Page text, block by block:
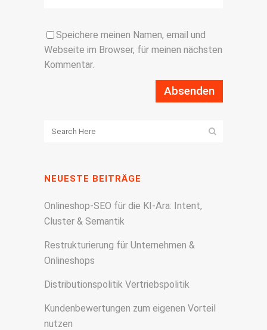
Speichere meinen Namen, email und
Webseite im Browser, für meinen nächsten
Kommentar.
NEUESTE BEITRÄGE
Onlineshop-SEO für die KI-Ära: Intent,
Cluster & Semantik
Restrukturierung für Unternehmen &
Onlineshops
Distributionspolitik Vertriebspolitik
Kundenbewertungen zum eigenen Vorteil
nutzen